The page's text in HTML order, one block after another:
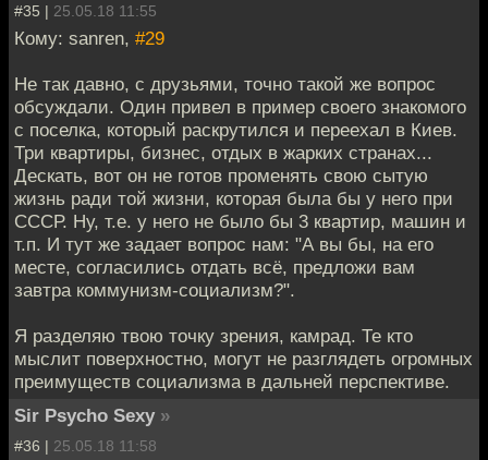
#35 | 25.05.18 11:55
Кому: sanren, #29
Не так давно, с друзьями, точно такой же вопрос
обсуждали. Один привел в пример своего знакомого
с поселка, который раскрутился и переехал в Киев.
Три квартиры, бизнес, отдых в жарких странах...
Дескать, вот он не готов променять свою сытую
жизнь ради той жизни, которая была бы у него при
СССР. Ну, т.е. у него не было бы 3 квартир, машин и
т.п. И тут же задает вопрос нам: "А вы бы, на его
месте, согласились отдать всё, предложи вам
завтра коммунизм-социализм?".
Я разделяю твою точку зрения, камрад. Те кто
мыслит поверхностно, могут не разглядеть огромных
преимуществ социализма в дальней перспективе.
Sir Psycho Sexy »
#36 | 25.05.18 11:58